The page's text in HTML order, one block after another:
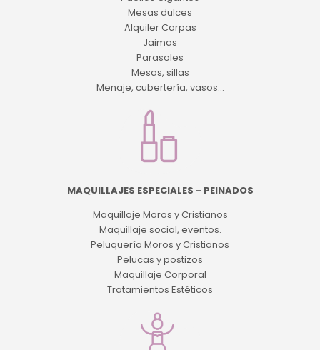
Mesas dulces
Alquiler Carpas
Jaimas
Parasoles
Mesas, sillas
Menaje, cubertería, vasos...
MAQUILLAJES ESPECIALES - PEINADOS
Maquillaje Moros y Cristianos
Maquillaje social, eventos.
Peluquería Moros y Cristianos
Pelucas y postizos
Maquillaje Corporal
Tratamientos Estéticos